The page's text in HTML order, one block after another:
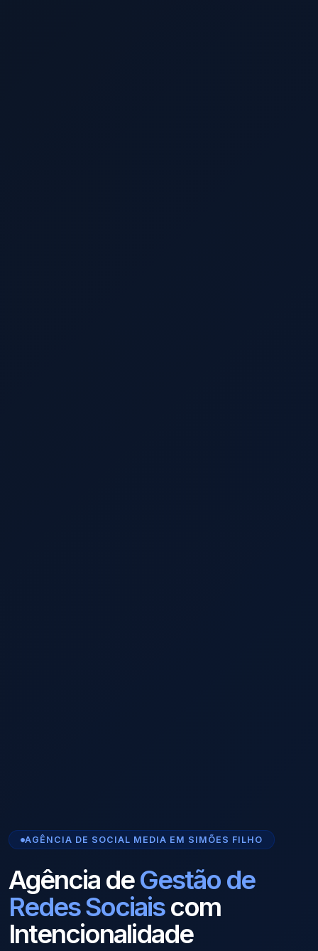
AGÊNCIA DE SOCIAL MEDIA EM SIMÕES FILHO
Agência deGestão de
Redes Sociaiscom
Intencionalidade